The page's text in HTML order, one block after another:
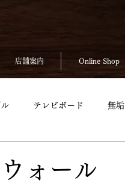
店舗案内 Online Shop
テレビボード 無
ォール